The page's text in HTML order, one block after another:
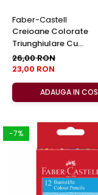
World Cup 2026
Papermate
Pilot
Precision
Faber-Castell
Creioane Colorate
Triunghiulare Cu
Ascutitoare Eco 24
Faber-Castell
26,00 RON
23,00 RON
ADAUGA IN COS
-7%